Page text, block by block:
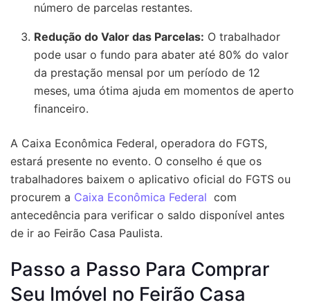
número de parcelas restantes.
Redução do Valor das Parcelas: O trabalhador
pode usar o fundo para abater até 80% do valor
da prestação mensal por um período de 12
meses, uma ótima ajuda em momentos de aperto
financeiro.
A Caixa Econômica Federal, operadora do FGTS,
estará presente no evento. O conselho é que os
trabalhadores baixem o aplicativo oficial do FGTS ou
procurem a Caixa Econômica Federal com
antecedência para verificar o saldo disponível antes
de ir ao Feirão Casa Paulista.
Passo a Passo Para Comprar
Seu Imóvel no Feirão Casa